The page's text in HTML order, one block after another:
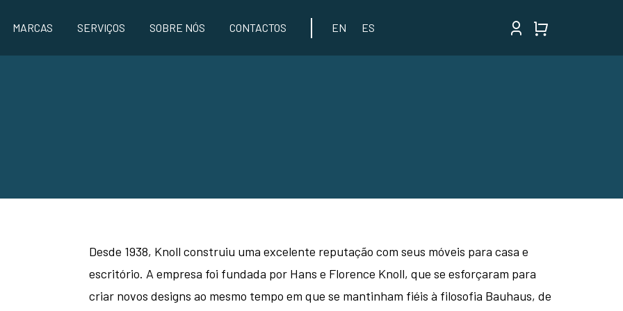
MARCAS SERVIÇOS SOBRE NÓS CONTACTOS EN ES
Desde 1938, Knoll construiu uma excelente reputação com seus móveis para casa e
escritório. A empresa foi fundada por Hans e Florence Knoll, que se esforçaram para
criar novos designs ao mesmo tempo em que se mantinham fiéis à filosofia Bauhaus, de